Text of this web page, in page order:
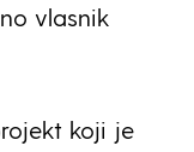
vlasnik
koji je